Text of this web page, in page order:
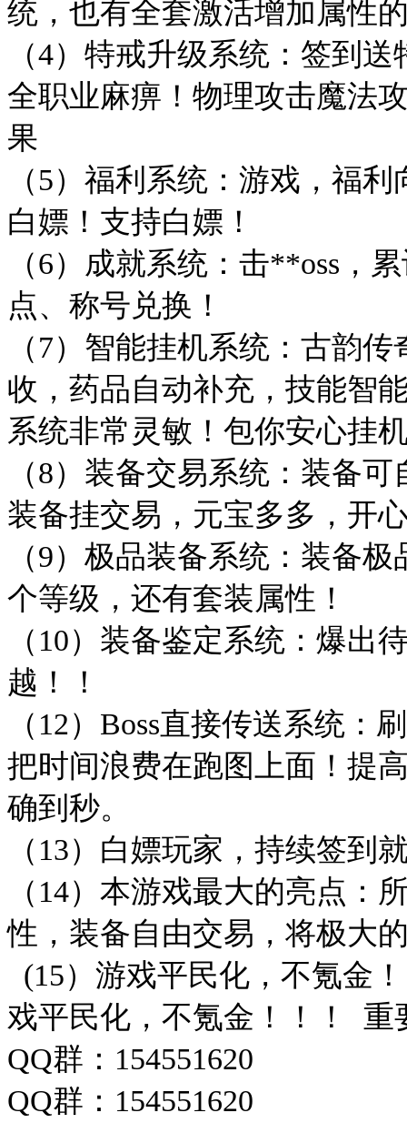
统，也有全套激活增加属性
（4）特戒升级系统：签到
全职业麻痹！物理攻击魔法
果
（5）福利系统：游戏，福
白嫖！支持白嫖！
（6）成就系统：击**oss，
点、称号兑换！
（7）智能挂机系统：古韵
收，药品自动补充，技能智
系统非常灵敏！包你安心挂
（8）装备交易系统：装备
装备挂交易，元宝多多，开
（9）极品装备系统：装备
个等级，还有套装属性！
（10）装备鉴定系统：爆出
越！！
（12）Boss直接传送系统
把时间浪费在跑图上面！提
确到秒。
（13）白嫖玩家，持续签到
（14）本游戏最大的亮点：
性，装备自由交易，将极大
(15）游戏平民化，不氪金
戏平民化，不氪金！！！ 重
QQ群： 154551620
QQ群： 154551620